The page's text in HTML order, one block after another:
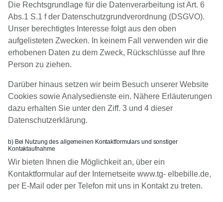
Die Rechtsgrundlage für die Datenverarbeitung ist Art. 6
Abs.1 S.1 f der Datenschutzgrundverordnung (DSGVO).
Unser berechtigtes Interesse folgt aus den oben
aufgelisteten Zwecken. In keinem Fall verwenden wir die
erhobenen Daten zu dem Zweck, Rückschlüsse auf Ihre
Person zu ziehen.
Darüber hinaus setzen wir beim Besuch unserer Website
Cookies sowie Analysedienste ein. Nähere Erläuterungen
dazu erhalten Sie unter den Ziff. 3 und 4 dieser
Datenschutzerklärung.
b) Bei Nutzung des allgemeinen Kontaktformulars und sonstiger
Kontaktaufnahme
Wir bieten Ihnen die Möglichkeit an, über ein
Kontaktformular auf der Internetseite www.tg- elbebille.de,
per E-Mail oder per Telefon mit uns in Kontakt zu treten.